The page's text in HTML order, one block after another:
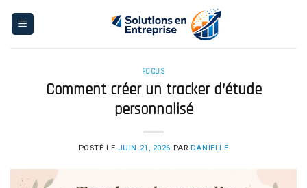
FOCUS
Comment créer un tracker d’étude
personnalisé
POSTÉ LE JUIN 21, 2026 PAR DANIELLE